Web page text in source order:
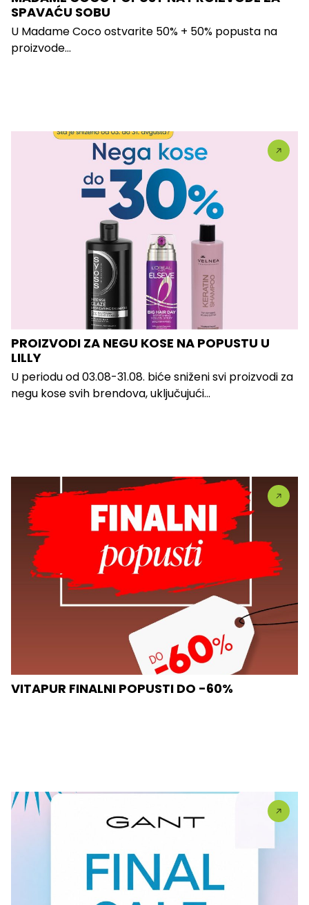
SPAVAĆU SOBU
U Madame Coco ostvarite 50% + 50% popusta na
proizvode...
PROIZVODI ZA NEGU KOSE NA POPUSTU U
LILLY
U periodu od 03.08-31.08. biće sniženi svi proizvodi za
negu kose svih brendova, uključujući...
VITAPUR FINALNI POPUSTI DO -60%